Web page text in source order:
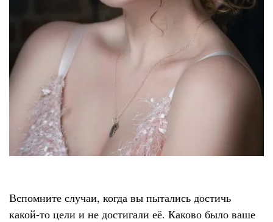
Вспомните случаи, когда вы пытались достичь
какой-то цели и не достигали её. Каково было ваше